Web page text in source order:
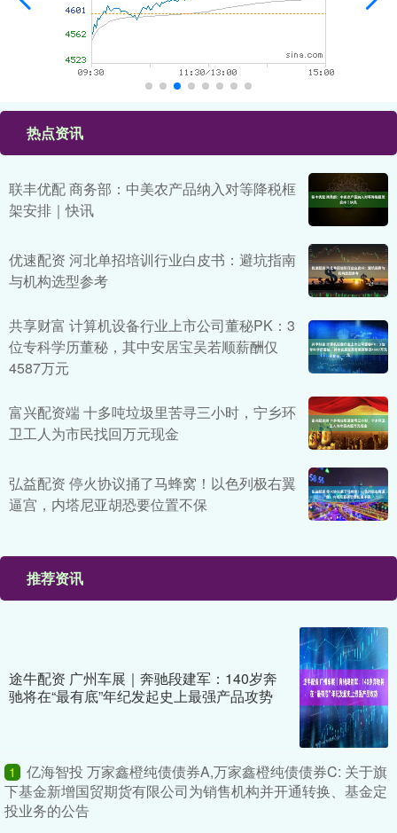
热点资讯
联丰优配 商务部：中美农产品纳入对等降税框
架安排｜快讯
优速配资 河北单招培训行业白皮书：避坑指南
与机构选型参考
共享财富 计算机设备行业上市公司董秘PK：3
位专科学历董秘，其中安居宝吴若顺薪酬仅
4587万元
富兴配资端 十多吨垃圾里苦寻三小时，宁乡环
卫工人为市民找回万元现金
弘益配资 停火协议捅了马蜂窝！以色列极右翼
逼宫，内塔尼亚胡恐要位置不保
推荐资讯
途牛配资 广州车展｜奔驰段建军：140岁奔
驰将在“最有底”年纪发起史上最强产品攻势
1
亿海智投 万家鑫橙纯债债券A,万家鑫橙纯债债券C: 关于旗
下基金新增国贸期货有限公司为销售机构并开通转换、基金定
投业务的公告